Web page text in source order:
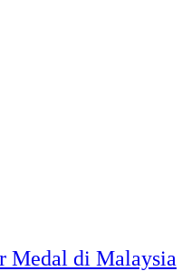
Medal di Malaysia